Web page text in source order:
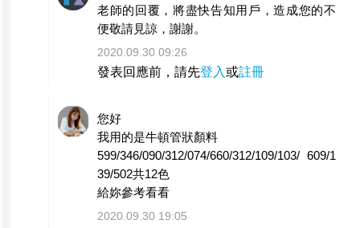
老師的回覆，將盡快告知用戶，造成您的不
便敬請見諒，謝謝。
2020.09.30 09:26
發表回應前，請先登入或註冊
您好
我用的是牛頓管狀顏料
599/346/090/312/074/660/312/109/103/ 609/1
39/502共12色
給妳參考看看
2020.09.30 19:05